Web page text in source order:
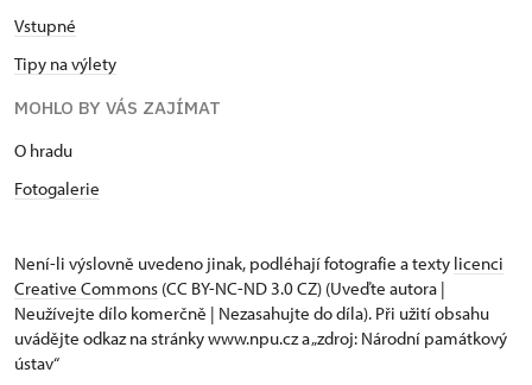
Vstupné
Tipy na výlety
MOHLO BY VÁS ZAJÍMAT
O hradu
Fotogalerie
Není-li výslovně uvedeno jinak, podléhají fotografie a texty licenci
Creative Commons (CC BY-NC-ND 3.0 CZ) (Uveďte autora |
Neužívejte dílo komerčně | Nezasahujte do díla). Při užití obsahu
uvádějte odkaz na stránky www.npu.cz a „zdroj: Národní památkový
ústav“